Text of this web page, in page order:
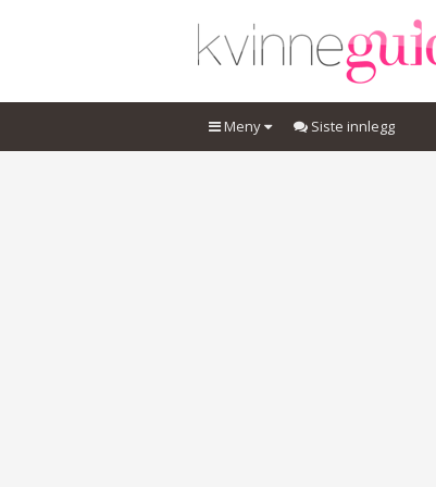
Meny Siste innlegg